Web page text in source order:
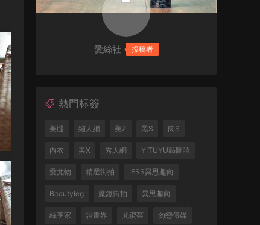
愛絲社 投稿者
熱門标簽
美腿 繡人網 美Z 黑S 肉S
内衣 美X 秀人網 YITUYU藝圖語
愛尤物 精選街拍 IESS異思趣向
Beautyleg 魔鏡街拍 異思趣向
絲享家 語畫界 尤蜜荟 勿戀傳媒